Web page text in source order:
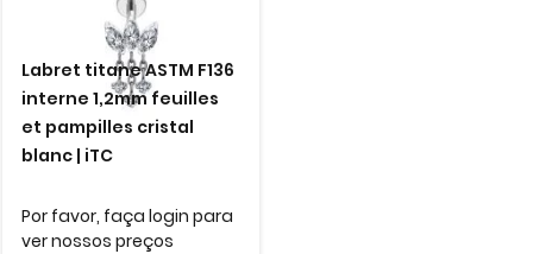
Labret titane ASTM F136
interne 1,2mm feuilles
et pampilles cristal
blanc | iTC
Por favor, faça login para
ver nossos preços